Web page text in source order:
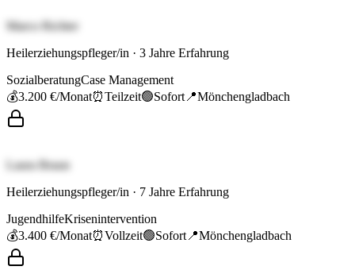
Marco Richter
Heilerziehungspfleger/in · 3 Jahre Erfahrung
SozialberatungCase Management
💰3.200 €/Monat⏰Teilzeit🟢Sofort 📍Mönchengladbach
Laura Braun
Heilerziehungspfleger/in · 7 Jahre Erfahrung
JugendhilfeKrisenintervention
💰3.400 €/Monat⏰Vollzeit🟢Sofort 📍Mönchengladbach